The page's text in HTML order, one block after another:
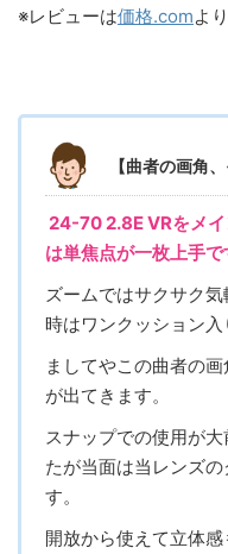
※レビューは価格.comよ
【曲者の画角
24-70 2.8E VRをメ
は単焦点が一枚上手で
ズームではサクサク
時はワンクッション入
ましてやこの曲者の
が出てきます。
スナップでの使用が
たが当面は当レンズ
す。
開放から使えて立体